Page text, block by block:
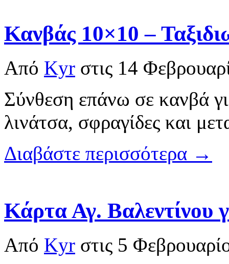
Κανβάς 10×10 –
Από Kyr στις 14
Σύνθεση επάνω σε κανβά
λινάτσα, σφραγίδες και
Διαβάστε περισσότερα →
Κάρτα Αγ. Βαλεντίνου
Από Kyr στις 5